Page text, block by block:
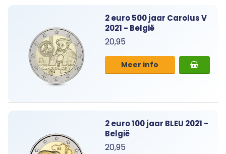
2 euro 500 jaar Carolus V
2021 - België
20,95
Meer info
2 euro 100 jaar BLEU 2021 -
België
20,95